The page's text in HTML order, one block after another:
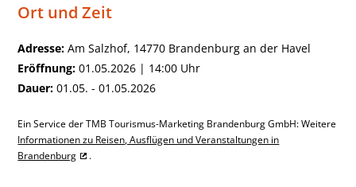
Ort und Zeit
Adresse: Am Salzhof, 14770 Brandenburg an der Havel
Eröffnung: 01.05.2026 | 14:00 Uhr
Dauer: 01.05. - 01.05.2026
Ein Service der TMB Tourismus-Marketing Brandenburg GmbH: Weitere
Informationen zu Reisen, Ausflügen und Veranstaltungen in
Brandenburg
.